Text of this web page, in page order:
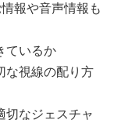
報や音声情報も
ているか
な視線の配り方
切なジェスチャ